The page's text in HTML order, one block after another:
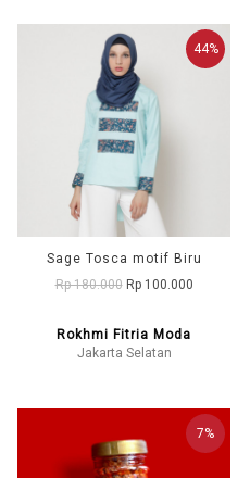
44%
Sage Tosca motif Biru
Rp 180.000 Rp 100.000
Rokhmi Fitria Moda
Jakarta Selatan
7%